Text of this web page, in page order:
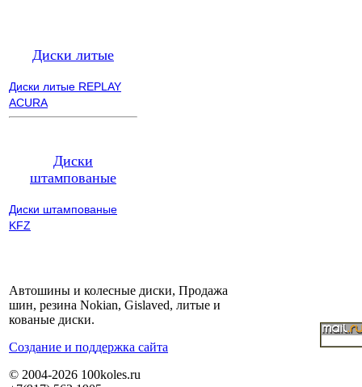
Диски литые
Диски литые REPLAY
ACURA
Диски
штампованые
Диски штампованые
KFZ
Автошины и колесные диски, Продажа
шин, резина Nokian, Gislaved, литые и
кованые диски.
Cоздание и поддержка сайта
© 2004-2026 100koles.ru